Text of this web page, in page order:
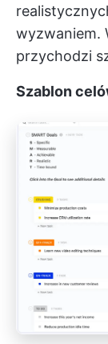
wyzwaniem.
przychodzi
Szablon